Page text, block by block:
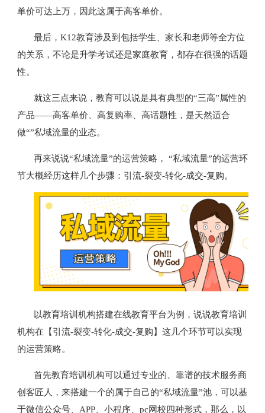
单价可达上万，因此这属于高客单价。
最后，K12教育涉及到包括学生、家长和老师等全方位
的关系，不论是升学考试还是家庭教育，都存在很强的话题
性。
就这三点来说，教育可以说是具有典型的“三高”属性的
产品——高客单价、高复购率、高话题性，是天然适合
做“”私域流量的业态。
再来说说“私域流量”的运营策略， “私域流量”的运营环
节大概经历这样几个步骤：引流-裂变-转化-成交-复购。
以教育培训机构搭建在线教育平台为例，说说教育培训
机构在【引流-裂变-转化-成交-复购】这几个环节可以实现
的运营策略。
首先教育培训机构可以通过专业的、靠谱的技术服务商
创客匠人，来搭建一个的属于自己的“私域流量”池，可以基
于微信公众号、APP、小程序、pc网校四种形式，那么，以